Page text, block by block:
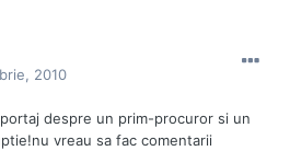
2010
despre un prim-procuror si un
vreau sa fac comentarii